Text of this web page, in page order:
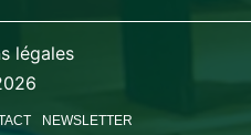
légales
NEWSLETTER